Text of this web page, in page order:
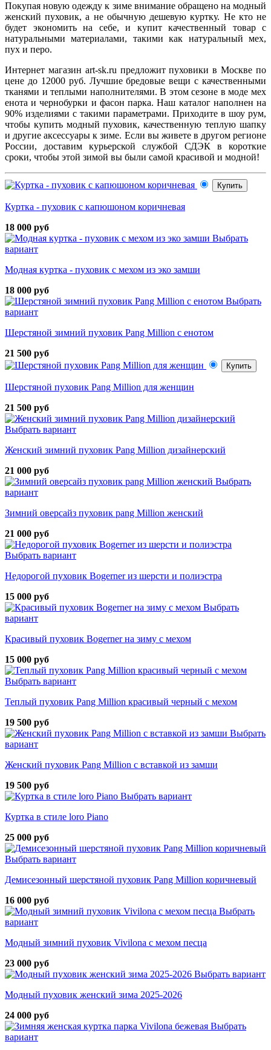
Покупая новую одежду к зиме внимание обращено на модный
женский пуховик, а не обычную дешевую куртку. Не кто не
будет экономить на себе, и купит качественный товар с
натуральными материалами, такими как натуральный мех,
пух и перо.
Интернет магазин art-sk.ru предложит пуховики в Москве по
цене до 12000 руб. Лучшие бредовые вещи с качественными
тканями и теплыми наполнителями. В этом сезоне в моде мех
енота и чернобурки и фасон парка. Наш каталог наполнен на
90% изделиями с такими параметрами. Приходите в шоу рум,
чтобы купить модный пуховик, качественную теплую шапку
и другие аксессуары к зиме. Если вы живете в другом регионе
России, доставим курьерской службой СДЭК в короткие
сроки, чтобы этой зимой вы были самой красивой и модной!
Купить
Куртка - пуховик с капюшоном коричневая
18 000 руб
Выбрать
вариант
Модная куртка - пуховик с мехом из эко замши
18 000 руб
Выбрать
вариант
Шерстяной зимний пуховик Pang Million с енотом
21 500 руб
Купить
Шерстяной пуховик Pang Million для женщин
21 500 руб
Выбрать вариант
Женский зимний пуховик Pang Million дизайнерский
21 000 руб
Выбрать
вариант
Зимний оверсайз пуховик pang Million женский
21 000 руб
Выбрать вариант
Недорогой пуховик Bogerner из шерсти и полиэстра
15 000 руб
Выбрать
вариант
Красивый пуховик Bogerner на зиму с мехом
15 000 руб
Выбрать вариант
Теплый пуховик Pang Million красивый черный с мехом
19 500 руб
Выбрать
вариант
Женский пуховик Pang Million с вставкой из замши
19 500 руб
Выбрать вариант
Куртка в стиле loro Piano
25 000 руб
Выбрать вариант
Демисезонный шерстяной пуховик Pang Million коричневый
16 000 руб
Выбрать
вариант
Модный зимний пуховик Vivilona с мехом песца
23 000 руб
Выбрать вариант
Модный пуховик женский зима 2025-2026
24 000 руб
Выбрать
вариант